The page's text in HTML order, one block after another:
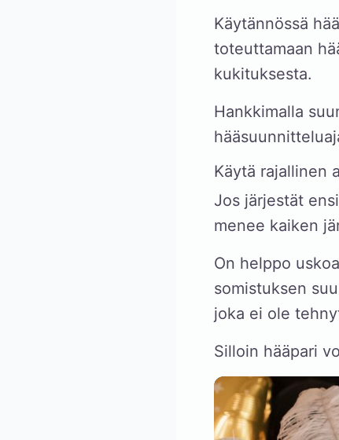
Käytännössä
toteuttamaan
kukituksesta.
Hankkimalla
Käytä rajallinen
Jos järjestät
menee kaiken
On helppo
somistuksen
joka ei ole
Silloin hääpari